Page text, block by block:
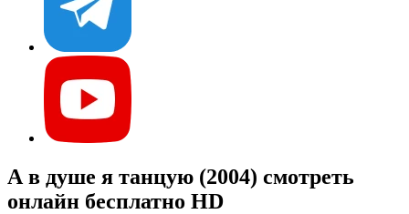
А в душе я танцую (2004) смотреть
онлайн бесплатно HD